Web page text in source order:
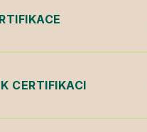
CERTIFIKACI